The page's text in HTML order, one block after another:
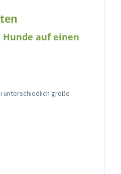
auf einen
unterschiedlich große